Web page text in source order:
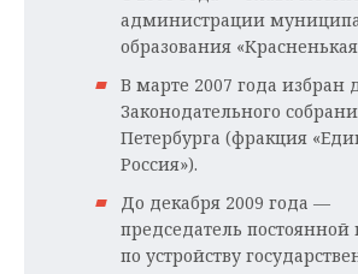
администрации
образования
В марте 2007 года избран
Законодательного
Петербурга (фракция
Россия»).
До декабря 2009 года —
председатель
по устройству